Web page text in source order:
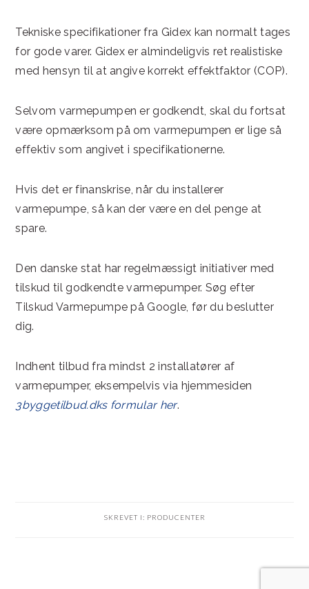
Tekniske specifikationer fra Gidex kan normalt tages
for gode varer. Gidex er almindeligvis ret realistiske
med hensyn til at angive korrekt effektfaktor (COP).
Selvom varmepumpen er godkendt, skal du fortsat
være opmærksom på om varmepumpen er lige så
effektiv som angivet i specifikationerne.
Hvis det er finanskrise, når du installerer
varmepumpe, så kan der være en del penge at
spare.
Den danske stat har regelmæssigt initiativer med
tilskud til godkendte varmepumper. Søg efter
Tilskud Varmepumpe på Google, før du beslutter
dig.
Indhent tilbud fra mindst 2 installatører af
varmepumper, eksempelvis via hjemmesiden
3byggetilbud.dks formular her.
SKREVET I: PRODUCENTER